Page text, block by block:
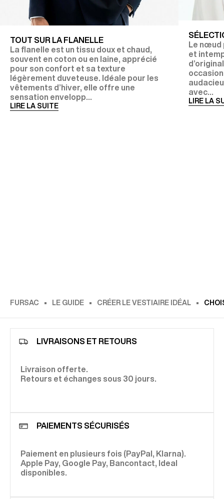
TOUT SUR LA FLANELLE
La flanelle est un tissu doux et chaud,
souvent en coton ou en laine, apprécié
pour son confort et sa texture
légèrement duveteuse. Idéale pour les
vêtements d’hiver, elle offre une
sensation envelopp...
LIRE LA SUITE
Le nœud
et
avec...
LIRE LA
FURSAC LE GUIDE CRÉER LE VESTIAIRE IDÉAL
LIVRAISONS ET RETOURS
Livraison offerte.
Retours et échanges sous 30 jours.
PAIEMENTS SÉCURISÉS
Paiement en plusieurs fois (PayPal, Klarna).
Apple Pay, Google Pay, Bancontact, Ideal
disponibles.